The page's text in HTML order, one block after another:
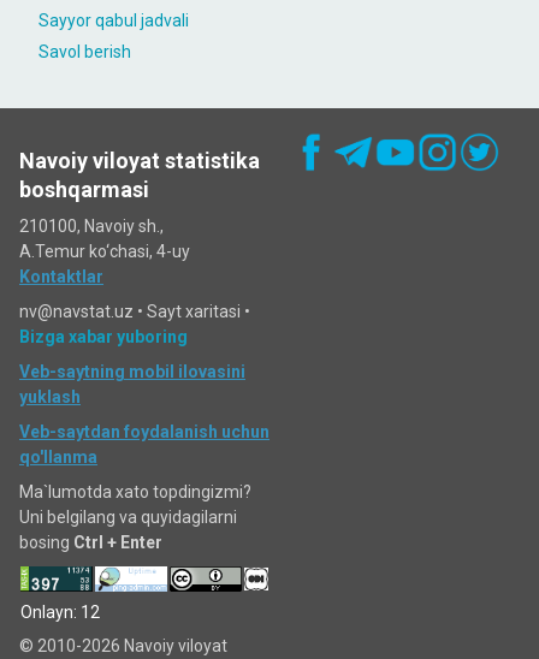
Sayyor qabul jadvali
Savol berish
Navoiy viloyat statistika
boshqarmasi
210100, Navoiy sh.,
A.Temur ko‘chаsi, 4-uy
Kontaktlar
nv@navstat.uz • Sayt xaritasi •
Bizga xabar yuboring
Veb-saytning mobil ilovasini
yuklash
Veb-saytdan foydalanish uchun
qo'llanma
Ma`lumotda xato topdingizmi?
Uni belgilang va quyidagilarni
bosing Ctrl + Enter
Onlayn: 12
© 2010-2026 Navoiy viloyat